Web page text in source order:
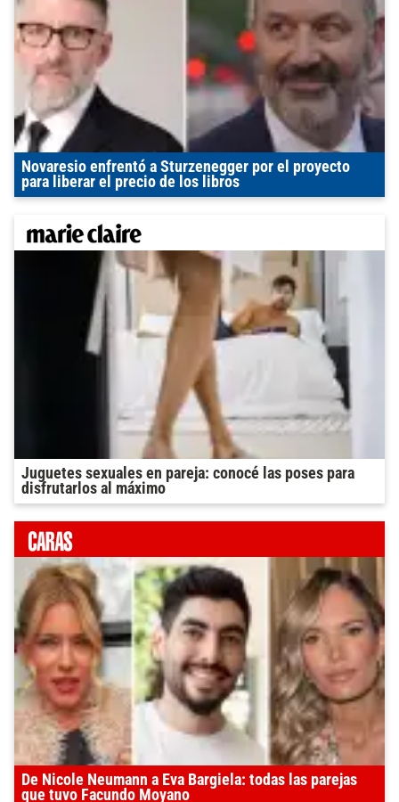
Novaresio enfrentó a Sturzenegger por el proyecto
para liberar el precio de los libros
Juguetes sexuales en pareja: conocé las poses para
disfrutarlos al máximo
De Nicole Neumann a Eva Bargiela: todas las parejas
que tuvo Facundo Moyano